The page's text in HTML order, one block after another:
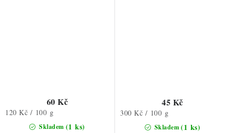
Skladem (1 ks)
60 Kč
Měrná
120 Kč / 100 g
Skladem(1 ks)
45 Kč
Měrná
300 Kč / 100 g